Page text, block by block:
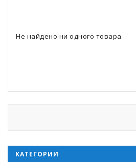
Не найдено ни одного товара
КАТЕГОРИИ